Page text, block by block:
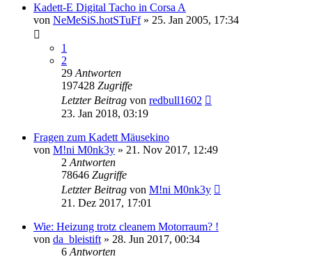
Kadett-E Digital Tacho in Corsa A
von NeMeSiS.hotSTuFf» 25. Jan 2005, 17:34
1
2
29 Antworten
197428 Zugriffe
Letzter Beitrag von redbull1602
23. Jan 2018, 03:19
Fragen zum Kadett Mäusekino
von M!ni M0nk3y » 21. Nov 2017, 12:49
2 Antworten
78646 Zugriffe
Letzter Beitrag von M!ni M0nk3y
21. Dez 2017, 17:01
Wie: Heizung trotz cleanem Motorraum? !
von da_bleistift » 28. Jun 2017, 00:34
6 Antworten